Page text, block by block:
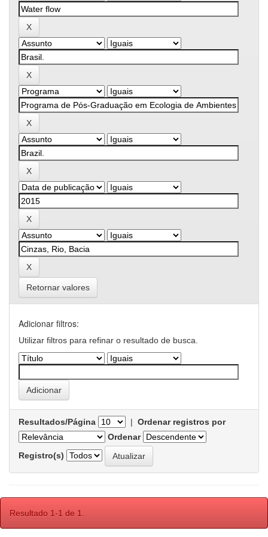
Retornar valores
Adicionar filtros:
Utilizar filtros para refinar o resultado de busca.
Resultados/Página | Ordenar registros por
Ordenar
Registro(s)
Resultado 1-1 de 1.